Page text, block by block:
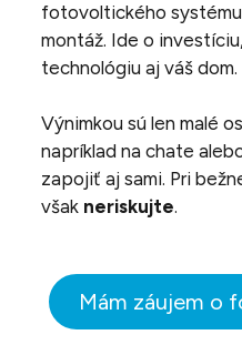
fotovoltického
montáž. Ide o
technológiu aj váš dom.
Výnimkou sú len malé
napríklad na chate
zapojiť aj sami. Pri
však neriskujte.
Mám záujem o